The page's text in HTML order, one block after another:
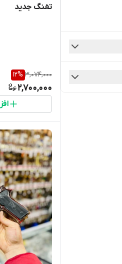
تفنگ جدید
3,074,000
12%
2,700,000